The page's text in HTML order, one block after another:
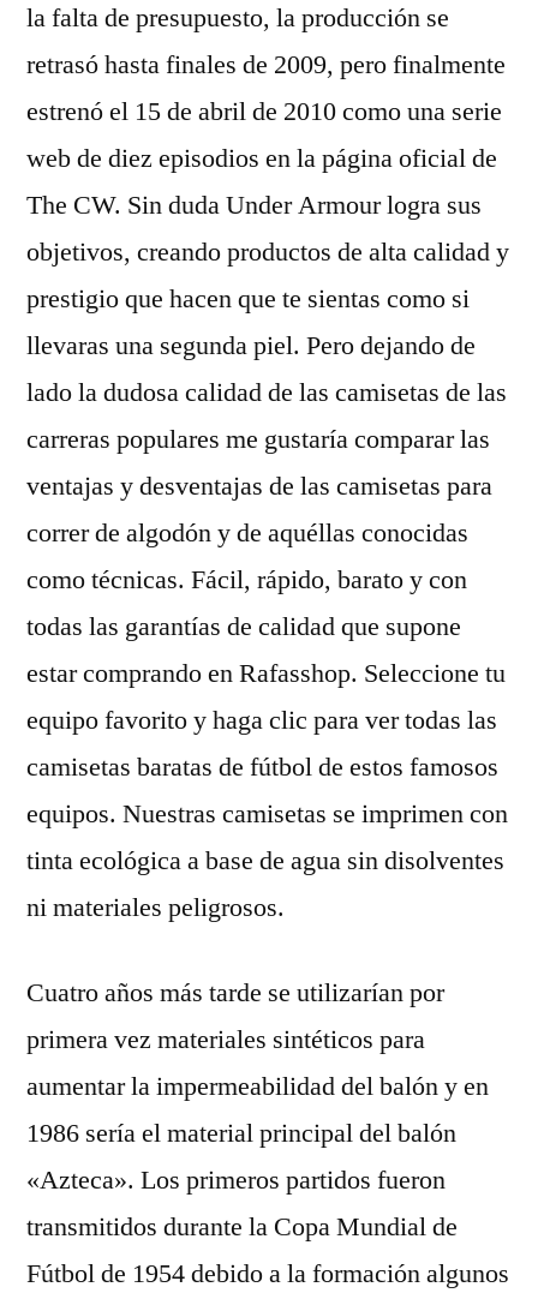
la falta de presupuesto, la producción se
retrasó hasta finales de 2009, pero finalmente
estrenó el 15 de abril de 2010 como una serie
web de diez episodios en la página oficial de
The CW. Sin duda Under Armour logra sus
objetivos, creando productos de alta calidad y
prestigio que hacen que te sientas como si
llevaras una segunda piel. Pero dejando de
lado la dudosa calidad de las camisetas de las
carreras populares me gustaría comparar las
ventajas y desventajas de las camisetas para
correr de algodón y de aquéllas conocidas
como técnicas. Fácil, rápido, barato y con
todas las garantías de calidad que supone
estar comprando en Rafasshop. Seleccione tu
equipo favorito y haga clic para ver todas las
camisetas baratas de fútbol de estos famosos
equipos. Nuestras camisetas se imprimen con
tinta ecológica a base de agua sin disolventes
ni materiales peligrosos.
Cuatro años más tarde se utilizarían por
primera vez materiales sintéticos para
aumentar la impermeabilidad del balón y en
1986 sería el material principal del balón
«Azteca». Los primeros partidos fueron
transmitidos durante la Copa Mundial de
Fútbol de 1954 debido a la formación algunos